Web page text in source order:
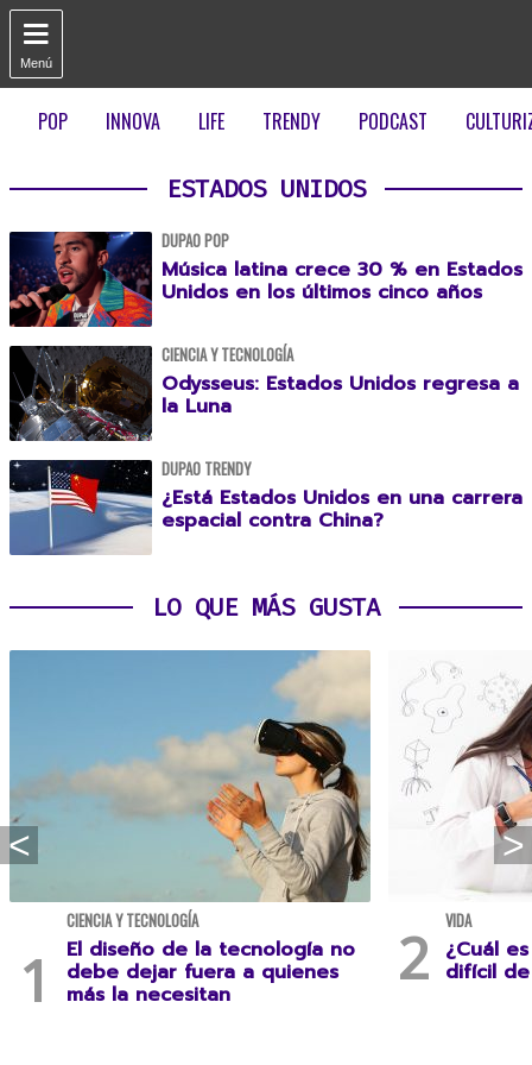

Menú
POP INNOVA LIFE TRENDY PODCAST
ESTADOS UNIDOS
DUPAO POP
Música latina crece 30 % en Estados
Unidos en los últimos cinco años
CIENCIA Y TECNOLOGÍA
Odysseus: Estados Unidos regresa a
la Luna
DUPAO TRENDY
¿Está Estados Unidos en una carrera
espacial contra China?
LO QUE MÁS GUSTA
CIENCIA Y TECNOLOGÍA
El diseño de la tecnología no
debe dejar fuera a quienes
más la necesitan
VIDA
¿Cuál
difícil